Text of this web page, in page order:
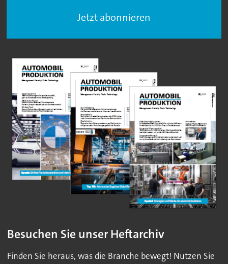
Jetzt abonnieren
Besuchen Sie unser Heftarchiv
Finden Sie heraus, was die Branche bewegt! Nutzen Sie